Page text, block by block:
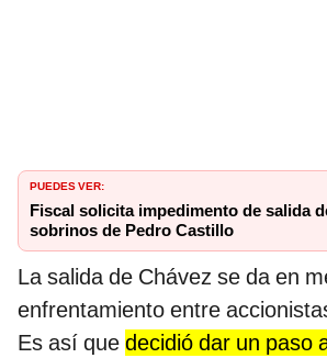
PUEDES VER:
Fiscal solicita impedimento de salida
sobrinos de Pedro Castillo
La salida de Chávez se da en
enfrentamiento entre
Es así que decidió dar un paso